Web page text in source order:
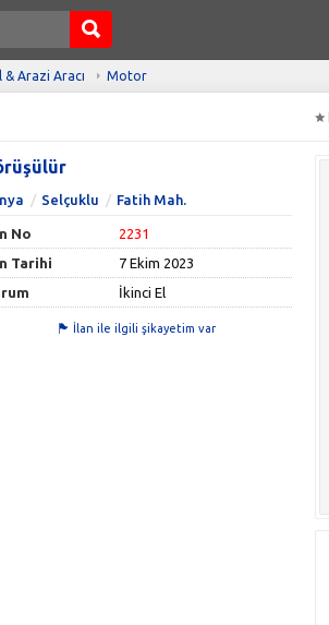
Arazi Aracı Motor
Selçuklu Fatih Mah.
No
2231
Tarihi
7 Ekim 2023
İkinci El
İlan ile ilgili şikayetim var